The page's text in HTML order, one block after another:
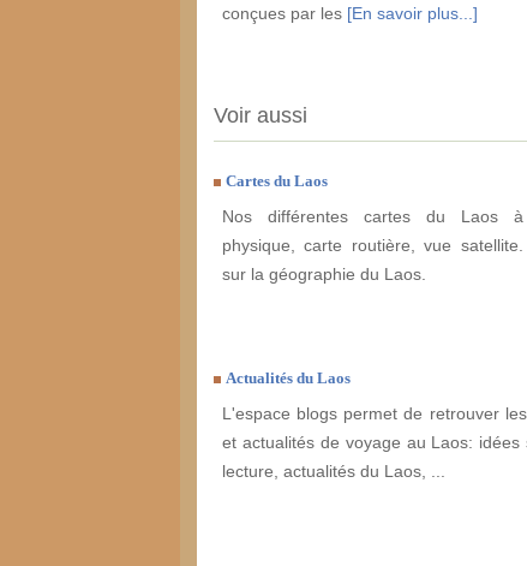
conçues par les [En savoir plus...]
Voir aussi
Cartes du Laos
Nos différentes cartes du Laos
physique, carte routière, vue
sur la géographie du Laos.
Actualités du Laos
L'espace blogs permet de retrouver
et actualités de voyage au Laos: idées
lecture, actualités du Laos, ...